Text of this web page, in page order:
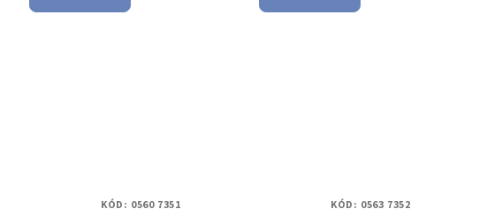
KÓD: 0560 7351 KÓD: 0563 7352